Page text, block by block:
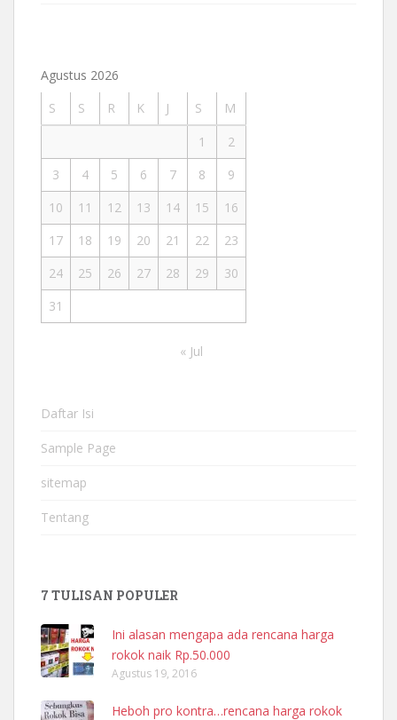
Agustus 2026
S
S R K J S
M
1
2
3
4 5 6 7 8
9
10
11 12 13 14 15
16
17
18 19 20 21 22
23
24
25 26 27 28 29
30
31
« Jul
Daftar Isi
Sample Page
sitemap
Tentang
7 TULISAN POPULER
Ini alasan mengapa ada rencana harga
rokok naik Rp.50.000
Agustus 19, 2016
Heboh pro kontra…rencana harga rokok